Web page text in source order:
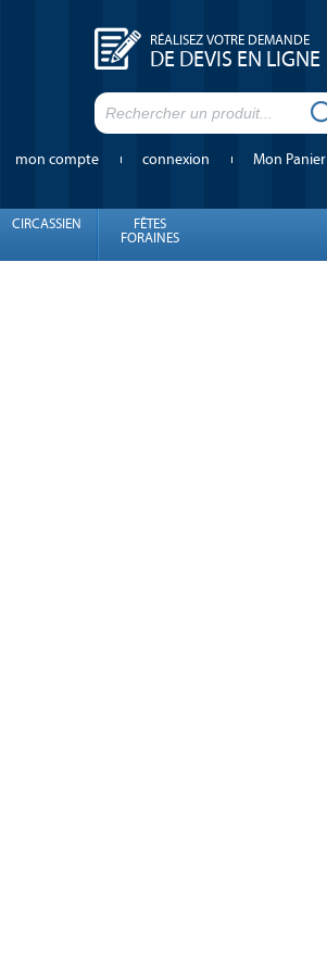
mon compte connexion Mon Panier
CIRCASSIEN
FÊTES
FORAINES
RÉALISEZ VOTRE DEMANDE
DE DEVIS EN LIGNE